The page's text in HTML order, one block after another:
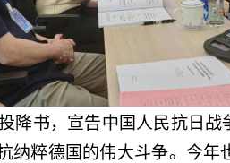
降书，宣告中国人民抗日
纳粹德国的伟大斗争。今